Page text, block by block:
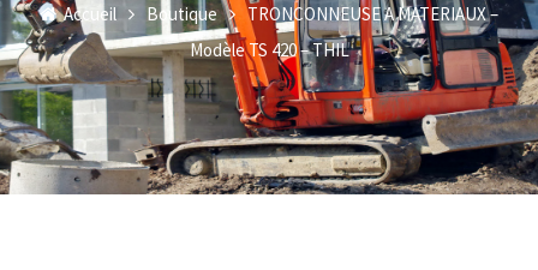
Accueil Boutique
TRONCONNEUSE A MATERIAUX –
Modèle TS 420 – THIL